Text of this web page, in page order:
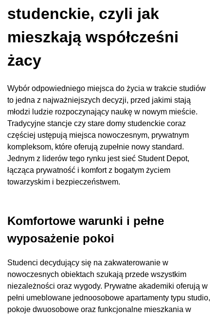
studenckie, czyli jak
mieszkają współcześni
żacy
Wybór odpowiedniego miejsca do życia w trakcie studiów
to jedna z najważniejszych decyzji, przed jakimi stają
młodzi ludzie rozpoczynający naukę w nowym mieście.
Tradycyjne stancje czy stare domy studenckie coraz
częściej ustępują miejsca nowoczesnym, prywatnym
kompleksom, które oferują zupełnie nowy standard.
Jednym z liderów tego rynku jest sieć Student Depot,
łącząca prywatność i komfort z bogatym życiem
towarzyskim i bezpieczeństwem.
Komfortowe warunki i pełne
wyposażenie pokoi
Studenci decydujący się na zakwaterowanie w
nowoczesnych obiektach szukają przede wszystkim
niezależności oraz wygody. Prywatne akademiki oferują w
pełni umeblowane jednoosobowe apartamenty typu studio,
pokoje dwuosobowe oraz funkcjonalne mieszkania w